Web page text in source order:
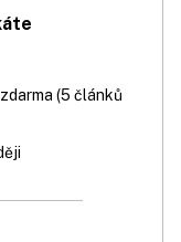
zdarma (5 článků